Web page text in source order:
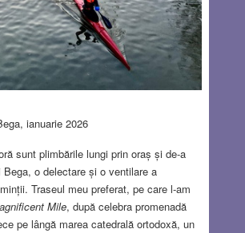
ianuarie 2026
sunt plimbările lungi prin oraș și de-a
Bega, o delectare și o ventilare a
Traseul meu preferat, pe care l-am
Mile, după celebra promenadă
pe lângă marea catedrală ortodoxă, un